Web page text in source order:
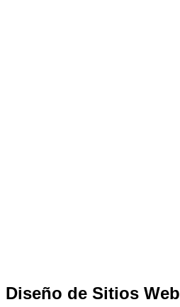
Diseño de Sitios Web